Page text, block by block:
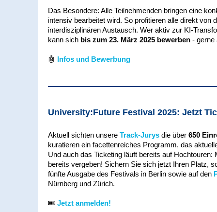
Das Besondere: Alle Teilnehmenden bringen eine
intensiv bearbeitet wird. So profitieren alle direkt von
interdisziplinären Austausch. Wer aktiv zur KI-
kann sich bis zum 23. März 2025 bewerben- gerne
🤖 Infos und Bewerbung
University:Future Festival 2025: Jetzt
Aktuell sichten unsere Track-Jurysdie über650
kuratieren ein facettenreiches Programm, das
Und auch das Ticketing läuft bereits auf Hochtouren:
bereits vergeben! Sichern Sie sich jetzt Ihren Platz,
fünfte Ausgabe des Festivals in Berlin sowie auf den
Nürnberg und Zürich.
🎟️ Jetzt anmelden!